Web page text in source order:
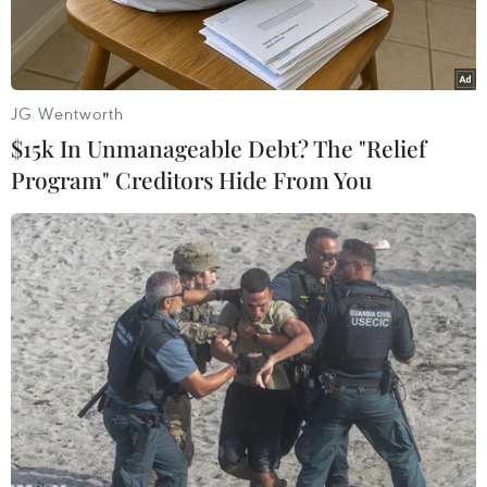
Đại hội thành lập Hiệp hội Xúc tiến và Phát triển Điện ảnh Việt
Nam. (Nguồn: thethaovanhoa.vn)
Ngày 25/7, Đại hội thành lập Hiệp hội xúc tiến
phát triển Điện ảnh Việt Nam lần thứ Nhất,
nhiệm kỳ 2019-2024 đã diễn ra tại Hà Nội với sự
tham dự của hơn 100 đại biểu có hoạt động liên
JG Wentworth
$15k In Unmanageable Debt? The "Relief
Program" Creditors Hide From You